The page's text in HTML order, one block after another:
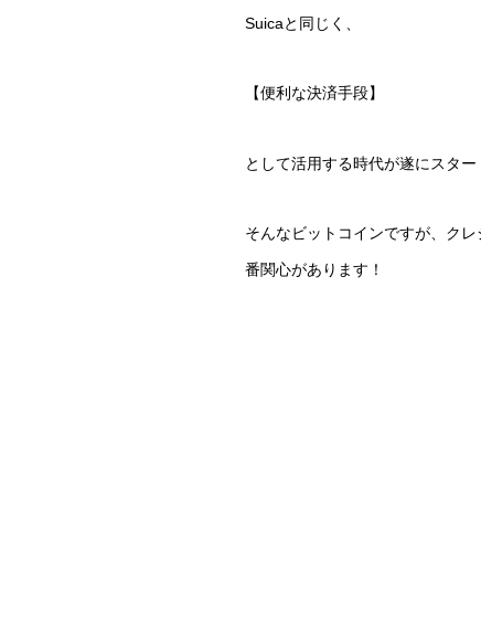
Suicaと同じく、
【便利な決済手段】
として活用する時代が遂にスター
そんなビットコインですが、ク
番関心があります！